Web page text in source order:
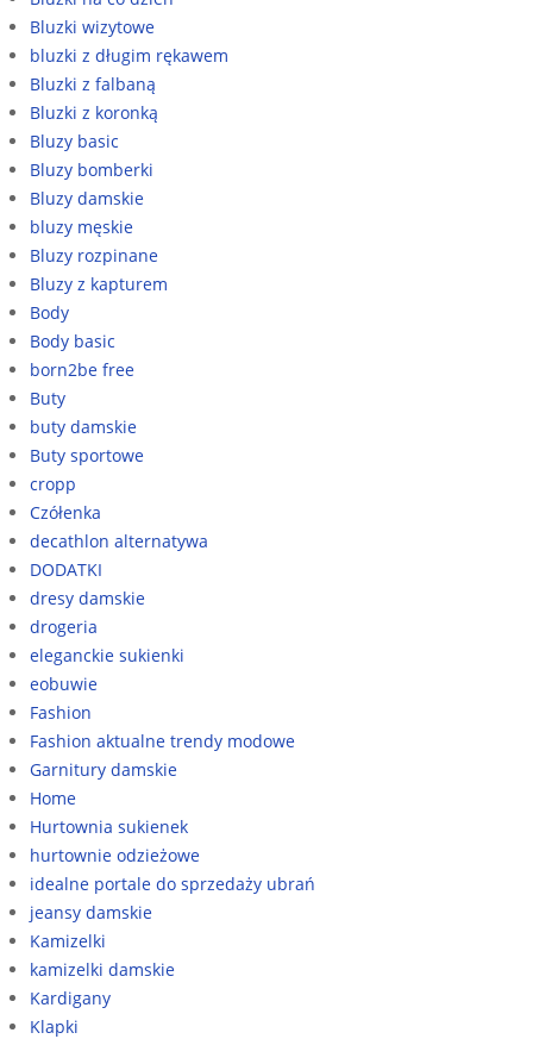
Bluzki wizytowe
bluzki z długim rękawem
Bluzki z falbaną
Bluzki z koronką
Bluzy basic
Bluzy bomberki
Bluzy damskie
bluzy męskie
Bluzy rozpinane
Bluzy z kapturem
Body
Body basic
born2be free
Buty
buty damskie
Buty sportowe
cropp
Czółenka
decathlon alternatywa
DODATKI
dresy damskie
drogeria
eleganckie sukienki
eobuwie
Fashion
Fashion aktualne trendy modowe
Garnitury damskie
Home
Hurtownia sukienek
hurtownie odzieżowe
idealne portale do sprzedaży ubrań
jeansy damskie
Kamizelki
kamizelki damskie
Kardigany
Klapki